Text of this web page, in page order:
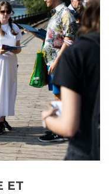
ET